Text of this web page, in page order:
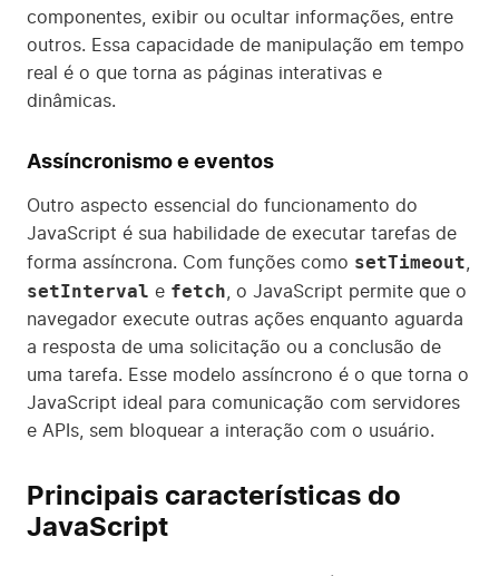
componentes, exibir ou ocultar informações, entre
outros. Essa capacidade de manipulação em tempo
real é o que torna as páginas interativas e
dinâmicas.
Assíncronismo e eventos
Outro aspecto essencial do funcionamento do
JavaScript é sua habilidade de executar tarefas de
forma assíncrona. Com funções como setTimeout
setInterval e fetch , o JavaScript permite que o
navegador execute outras ações enquanto aguarda
a resposta de uma solicitação ou a conclusão de
uma tarefa. Esse modelo assíncrono é o que torna o
JavaScript ideal para comunicação com servidores
e APIs, sem bloquear a interação com o usuário.
Principais características do
JavaScript